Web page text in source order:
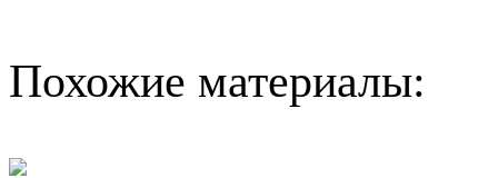
Похожие материалы: